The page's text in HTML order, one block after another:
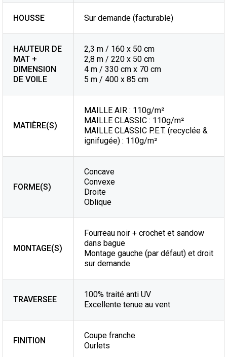
HOUSSE Sur demande (facturable)
HAUTEUR DE
MAT +
DIMENSION
DE VOILE
2,3 m / 160 x 50 cm
2,8 m / 220 x 50 cm
4 m / 330 cm x 70 cm
5 m / 400 x 85 cm
MATIÈRE(S)
MAILLE AIR : 110g/m²
MAILLE CLASSIC : 110g/m²
MAILLE CLASSIC P.E.T. (recyclée &
ignifugée) : 110g/m²
FORME(S)
Concave
Convexe
Droite
Oblique
MONTAGE(S)
Fourreau noir + crochet et sandow
dans bague
Montage gauche (par défaut) et droit
sur demande
TRAVERSEE
100% traité anti UV
Excellente tenue au vent
FINITION
Coupe franche
Ourlets